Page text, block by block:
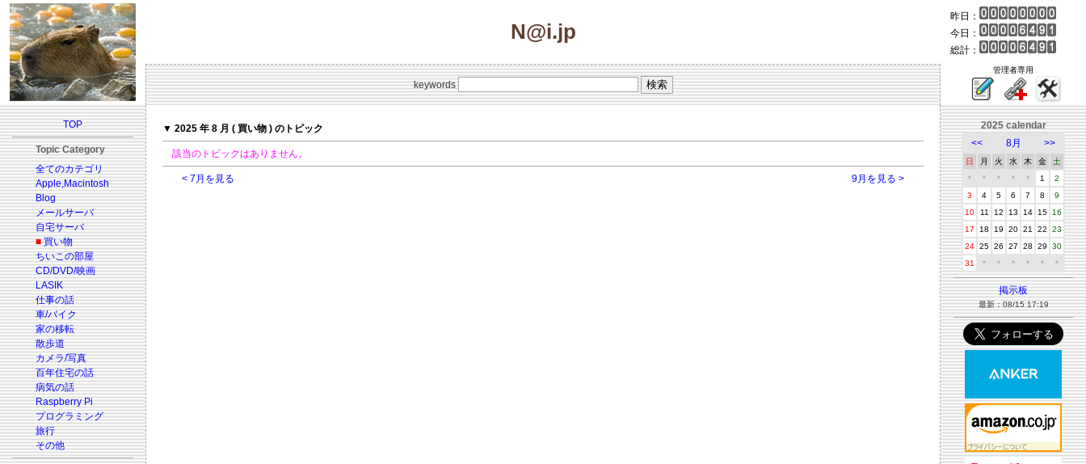
N@i.jp
昨日：
今日：
総計：
keywords
管理者専用
TOP
Topic Category
全てのカテゴリ
Apple,Macintosh
Blog
メールサーバ
自宅サーバ
■ 買い物
ちいこの部屋
CD/DVD/映画
LASIK
仕事の話
車/バイク
家の移転
散歩道
カメラ/写真
百年住宅の話
病気の話
Raspberry Pi
プログラミング
旅行
その他
▼ 2025 年 8 月 ( 買い物 ) のトピック
該当のトピックはありません。
< 7月を見る 9月を見る >
2025 calendar
<<
8月 >>
日 月 火 水 木 金
土
＊
＊ ＊ ＊ ＊ 1
2
3
4 5 6 7 8
9
10
11 12 13 14 15
16
17
18 19 20 21 22
23
24 25 26 27 28 29
30
31
＊ ＊ ＊ ＊ ＊ ＊
掲示板
最新：08/15 17:19